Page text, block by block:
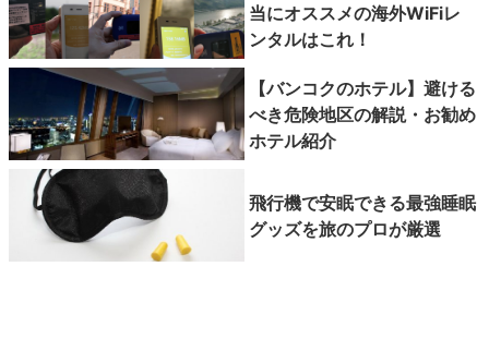
当にオススメの海外WiFiレ
ンタルはこれ！
【バンコクのホテル】避ける
べき危険地区の解説・お勧め
ホテル紹介
飛行機で安眠できる最強睡眠
グッズを旅のプロが厳選